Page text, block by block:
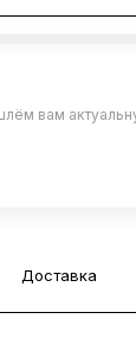
вам
Доставка